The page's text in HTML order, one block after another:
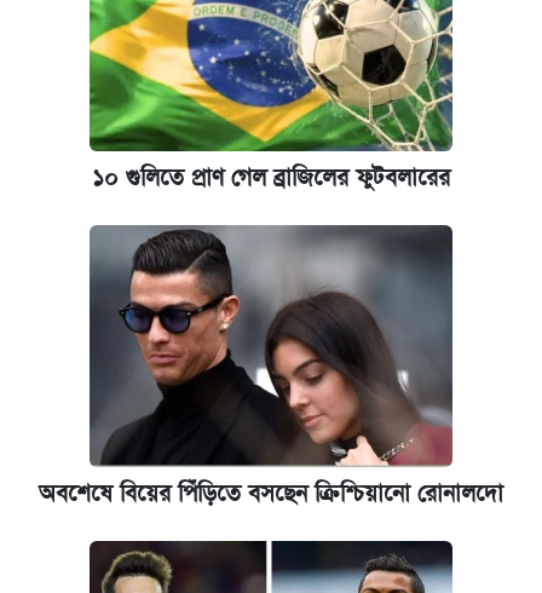
১০ গুলিতে প্রাণ গেল ব্রাজিলের ফুটবলারের
অবশেষে বিয়ের পিঁড়িতে বসছেন ক্রিশ্চিয়ানো রোনালদো